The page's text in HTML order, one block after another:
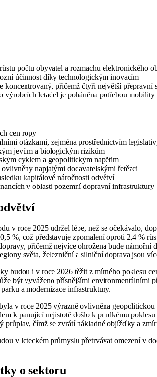
počtu obyvatel a rozmachu elektronického
účinnost díky technologickým inovacím
koncentrovaný, přičemž čtyři největší
výrobcích letadel je poháněna potřebou
cen ropy
otázkami, zejména prostřednictvím
jevům a biologickým rizikům
cyklem a geopolitickým napětím
napjatými dodavatelskými řetězci
kapitálové náročnosti odvětví
v oblasti pozemní dopravní infrastruktury
v roce 2025 udržel lépe, než se očekávalo,
%, což představuje zpomalení oproti 2,4 %
přičemž nejvíce ohrožena bude
světa, železniční a silniční doprava jsou
budou i v roce 2026 těžit z mírného poklesu
být vyváženo přísnějšími environmentálními
a modernizace infrastruktury.
v roce 2025 výrazně ovlivněna
k panující nejistotě došlo k prudkému
průplav, čímž se zvrátí nákladné objížďky a
v leteckém průmyslu přetrvávat omezení v
o sektoru